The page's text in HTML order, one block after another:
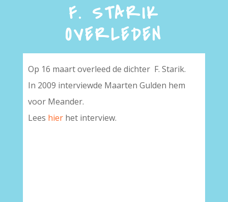
F. STARIK
OVERLEDEN
Op 16 maart overleed de dichter F. Starik.
In 2009 interviewde Maarten Gulden hem
voor Meander.
Lees hierhet interview.